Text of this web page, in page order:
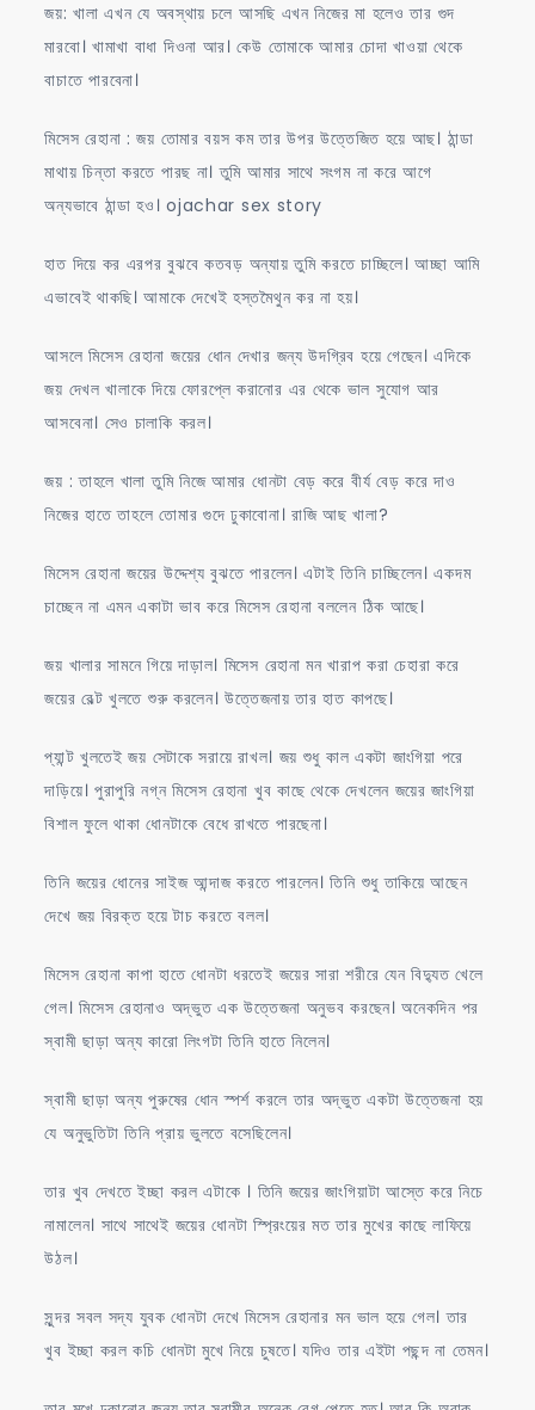
জয়: খালা এখন যে অবস্থায় চলে আসছি এখন নিজের মা হলেও তার গুদ
মারবো। খামাখা বাধা দিওনা আর। কেউ তোমাকে আমার চোদা খাওয়া থেকে
বাচাতে পারবেনা।
মিসেস রেহানা : জয় তোমার বয়স কম তার উপর উত্তেজিত হয়ে আছ। ঠান্ডা
মাথায় চিন্তা করতে পারছ না। তুমি আমার সাথে সংগম না করে আগে
অন্যভাবে ঠান্ডা হও। ojachar sex story
হাত দিয়ে কর এরপর বুঝবে কতবড় অন্যায় তুমি করতে চাচ্ছিলে। আচ্ছা আমি
এভাবেই থাকছি। আমাকে দেখেই হস্তমৈথুন কর না হয়।
আসলে মিসেস রেহানা জয়ের ধোন দেখার জন্য উদগ্রিব হয়ে গেছেন। এদিকে
জয় দেখল খালাকে দিয়ে ফোরপ্লে করানোর এর থেকে ভাল সুযোগ আর
আসবেনা। সেও চালাকি করল।
জয় : তাহলে খালা তুমি নিজে আমার ধোনটা বেড় করে বীর্য বেড় করে দাও
নিজের হাতে তাহলে তোমার গুদে ঢুকাবোনা। রাজি আছ খালা?
মিসেস রেহানা জয়ের উদ্দেশ্য বুঝতে পারলেন। এটাই তিনি চাচ্ছিলেন। একদম
চাচ্ছেন না এমন একাটা ভাব করে মিসেস রেহানা বললেন ঠিক আছে।
জয় খালার সামনে গিয়ে দাড়াল। মিসেস রেহানা মন খারাপ করা চেহারা করে
জয়ের বেল্ট খুলতে শুরু করলেন। উত্তেজনায় তার হাত কাপছে।
প্যান্ট খুলতেই জয় সেটাকে সরায়ে রাখল। জয় শুধু কাল একটা জাংগিয়া পরে
দাড়িয়ে। পুরাপুরি নগ্ন মিসেস রেহানা খুব কাছে থেকে দেখলেন জয়ের জাংগিয়া
বিশাল ফুলে থাকা ধোনটাকে বেধে রাখতে পারছেনা।
তিনি জয়ের ধোনের সাইজ আন্দাজ করতে পারলেন। তিনি শুধু তাকিয়ে আছেন
দেখে জয় বিরক্ত হয়ে টাচ করতে বলল।
মিসেস রেহানা কাপা হাতে ধোনটা ধরতেই জয়ের সারা শরীরে যেন বিদ্যুত খেলে
গেল। মিসেস রেহানাও অদ্ভুত এক উত্তেজনা অনুভব করছেন। অনেকদিন পর
স্বামী ছাড়া অন্য কারো লিংগটা তিনি হাতে নিলেন।
স্বামী ছাড়া অন্য পুরুষের ধোন স্পর্শ করলে তার অদ্ভুত একটা উত্তেজনা হয়
যে অনুভুতিটা তিনি প্রায় ভুলতে বসেছিলেন।
তার খুব দেখতে ইচ্ছা করল এটাকে । তিনি জয়ের জাংগিয়াটা আস্তে করে নিচে
নামালেন। সাথে সাথেই জয়ের ধোনটা স্প্রিংয়ের মত তার মুখের কাছে লাফিয়ে
উঠল।
সুন্দর সবল সদ্য যুবক ধোনটা দেখে মিসেস রেহানার মন ভাল হয়ে গেল। তার
খুব ইচ্ছা করল কচি ধোনটা মুখে নিয়ে চুষতে। যদিও তার এইটা পছন্দ না তেমন।